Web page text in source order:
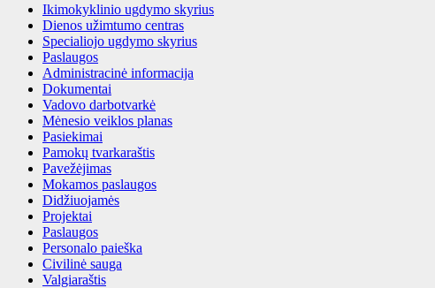
Ikimokyklinio ugdymo skyrius
Dienos užimtumo centras
Specialiojo ugdymo skyrius
Paslaugos
Administracinė informacija
Dokumentai
Vadovo darbotvarkė
Mėnesio veiklos planas
Pasiekimai
Pamokų tvarkaraštis
Pavežėjimas
Mokamos paslaugos
Didžiuojamės
Projektai
Paslaugos
Personalo paieška
Civilinė sauga
Valgiaraštis